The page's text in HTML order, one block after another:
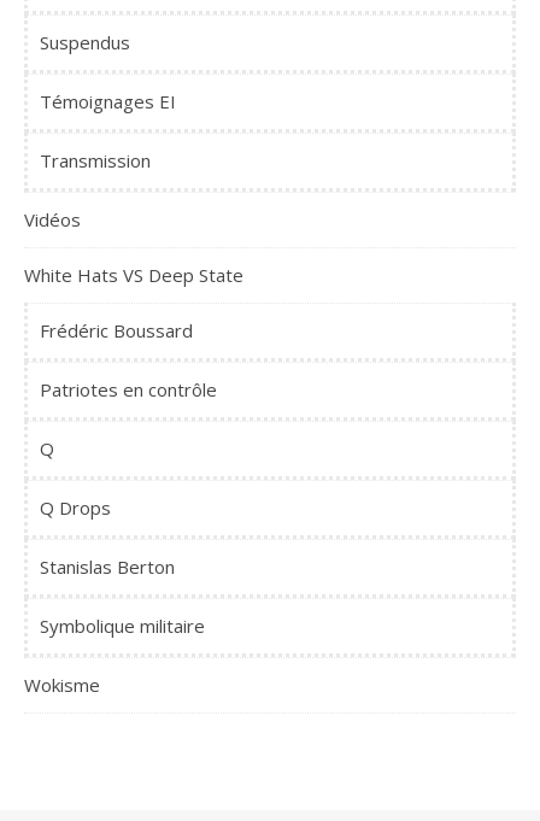
Suspendus
Témoignages EI
Transmission
Vidéos
White Hats VS Deep State
Frédéric Boussard
Patriotes en contrôle
Q
Q Drops
Stanislas Berton
Symbolique militaire
Wokisme